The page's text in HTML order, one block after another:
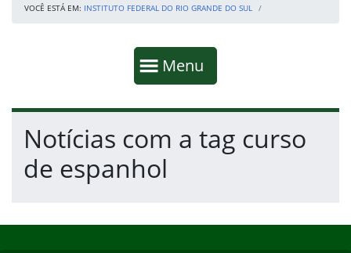
VOCÊ ESTÁ EM: INSTITUTO FEDERAL DO RIO GRANDE DO SUL
Mostrar
Menu
Fim da navegação
Início do conteúdo
Notícias com a tag curso
de espanhol